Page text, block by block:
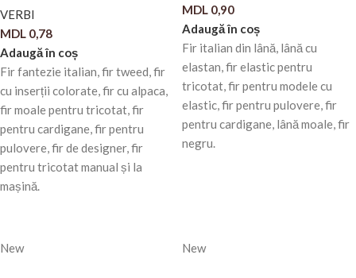
VERBI
MDL 0,78
Adaugă în coș
Fir fantezie italian, fir tweed, fir
cu inserții colorate, fir cu alpaca,
fir moale pentru tricotat, fir
pentru cardigane, fir pentru
pulovere, fir de designer, fir
pentru tricotat manual și la
mașină.
MDL 0,90
Adaugă în coș
Fir italian din lână, lână cu
elastan, fir elastic pentru
tricotat, fir pentru modele cu
elastic, fir pentru pulovere, fir
pentru cardigane, lână moale, fir
negru.
New New